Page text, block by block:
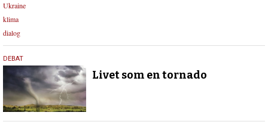
Ukraine
klima
dialog
9.
juni
2022
DEBAT
Livet som en tornado